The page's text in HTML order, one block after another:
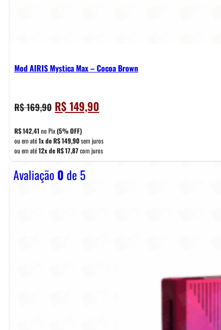
Mod AIRIS Mystica Max – Cocoa Brown
R$169,90 O
preço
original
era:
R$ 169,90.
R$149,90
preço
é:
R$ 149,90.
R$142,41 no Pix(5% OFF)
ou em até1x deR$149,90sem juros
ou em até12x deR$17,87com juros
Avaliação0 de 5